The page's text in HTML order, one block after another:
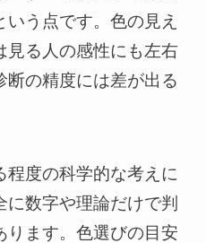
う点です。色の見え
見る人の感性にも左右
断の精度には差が出る
程度の科学的な考えに
数字や理論だけで判
ります。色選びの目安